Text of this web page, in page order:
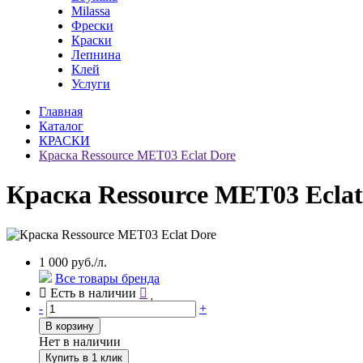
Milassa
Фрески
Краски
Лепнина
Клей
Услуги
Главная
Каталог
КРАСКИ
Краска Ressource MET03 Eclat Dore
Краска Ressource MET03
1 000 руб./л.
Все товары бренда
Есть в наличии
-
+
В корзину
Нет в наличии
Купить в 1 клик